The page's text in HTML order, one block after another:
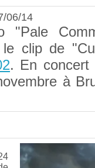
06/14
"Pale
clip de
. En concert
à